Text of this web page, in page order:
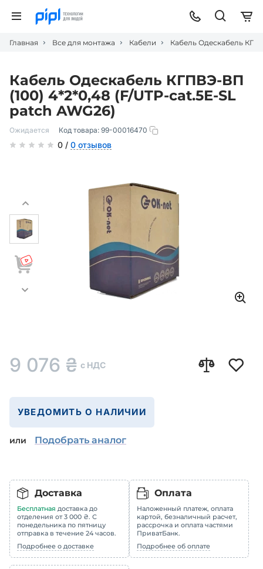
Главная Все для монтажа Кабели Кабель Одескабель
Кабель Одескабель КГПВЭ-ВП
(100) 4*2*0,48 (F/UTP-cat.5Е-SL
patch AWG26)
Ожидается Код товара: 99-00016470
0 / 0 отзывов
9 076 ₴ с НДС
УВЕДОМИТЬ О НАЛИЧИИ
или Подобрать аналог
Доставка
Бесплатная доставка до
отделения от 3 000 ₴. С
понедельника по пятницу
отправка в течение 24 часов.
Подробнее о доставке
Оплата
Наложенный платеж, оплата
картой, безналичный расчет,
рассрочка и оплата частями
ПриватБанк.
Подробнее об оплате